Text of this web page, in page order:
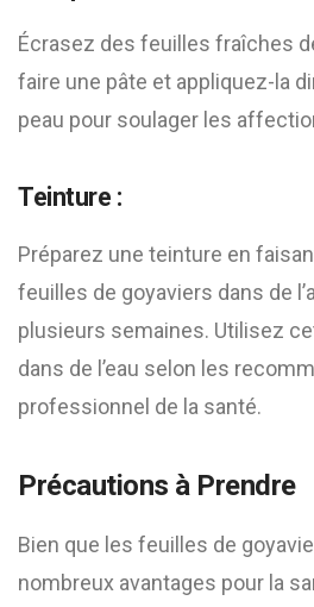
Écrasez des feuilles fraîches
faire une pâte et appliquez-la
peau pour soulager les
Teinture :
Préparez une teinture en
feuilles de goyaviers dans de
plusieurs semaines. Utilisez
dans de l’eau selon les
professionnel de la santé.
Précautions à Prendre
Bien que les feuilles de
nombreux avantages pour la